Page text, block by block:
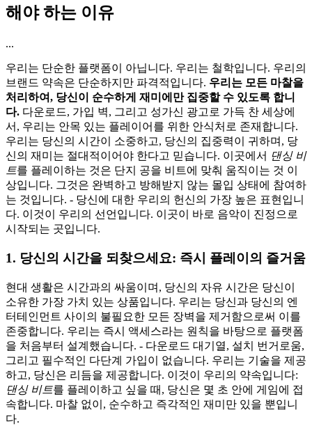
해야 하는 이유
...
우리는 단순한 플랫폼이 아닙니다. 우리는 철학입니다. 우리의
브랜드 약속은 단순하지만 파격적입니다. 우리는 모든 마찰을
처리하여, 당신이 순수하게 재미에만 집중할 수 있도록 합니
다. 다운로드, 가입 벽, 그리고 성가신 광고로 가득 찬 세상에
서, 우리는 안목 있는 플레이어를 위한 안식처로 존재합니다.
우리는 당신의 시간이 소중하고, 당신의 집중력이 귀하며, 당
신의 재미는 절대적이어야 한다고 믿습니다. 이곳에서 댄싱 비
트를 플레이하는 것은 단지 공을 비트에 맞춰 움직이는 것 이
상입니다. 그것은 완벽하고 방해받지 않는 몰입 상태에 참여하
는 것입니다. - 당신에 대한 우리의 헌신의 가장 높은 표현입니
다. 이것이 우리의 선언입니다. 이곳이 바로 음악이 진정으로
시작되는 곳입니다.
1. 당신의 시간을 되찾으세요: 즉시 플레이의 즐거움
현대 생활은 시간과의 싸움이며, 당신의 자유 시간은 당신이
소유한 가장 가치 있는 상품입니다. 우리는 당신과 당신의 엔
터테인먼트 사이의 불필요한 모든 장벽을 제거함으로써 이를
존중합니다. 우리는 즉시 액세스라는 원칙을 바탕으로 플랫폼
을 처음부터 설계했습니다. - 다운로드 대기열, 설치 번거로움,
그리고 필수적인 다단계 가입이 없습니다. 우리는 기술을 제공
하고, 당신은 리듬을 제공합니다. 이것이 우리의 약속입니다:
댄싱 비트를 플레이하고 싶을 때, 당신은 몇 초 안에 게임에 접
속합니다. 마찰 없이, 순수하고 즉각적인 재미만 있을 뿐입니
다.